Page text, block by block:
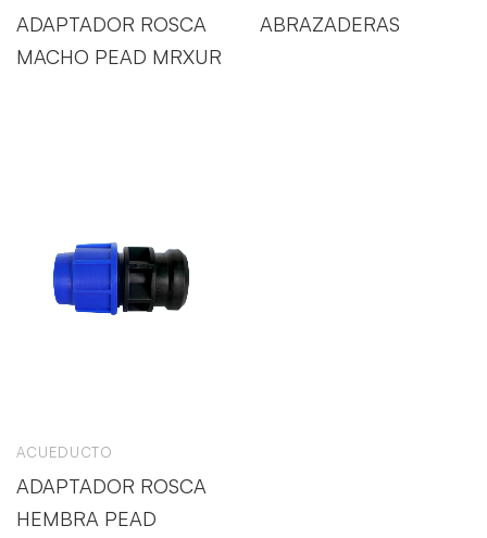
ADAPTADOR ROSCA
MACHO PEAD MRXUR
ABRAZADERAS
ACUEDUCTO
ADAPTADOR ROSCA
HEMBRA PEAD